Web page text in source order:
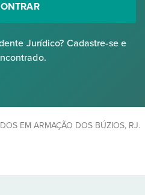
Jurídico? Cadastre-se e
EM ARMAÇÃO DOS BÚZIOS, RJ.